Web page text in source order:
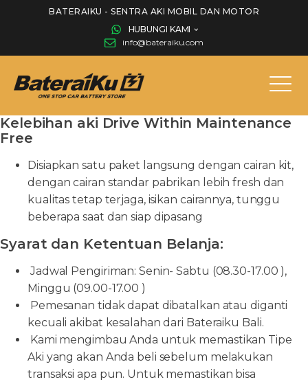
BATERAIKU - SENTRA AKI MOBIL DAN MOTOR
HUBUNGI KAMI
info@bateraiku.com
Kelebihan aki Drive Within Maintenance
Free
Disiapkan satu paket langsung dengan cairan kit,
dengan cairan standar pabrikan lebih fresh dan
kualitas tetap terjaga, isikan cairannya, tunggu
beberapa saat dan siap dipasang
Syarat dan Ketentuan Belanja:
Jadwal Pengiriman: Senin- Sabtu (08.30-17.00 ),
Minggu (09.00-17.00 )
Pemesanan tidak dapat dibatalkan atau diganti
kecuali akibat kesalahan dari Bateraiku Bali.
Kami mengimbau Anda untuk memastikan Tipe
Aki yang akan Anda beli sebelum melakukan
transaksi apa pun. Untuk memastikan bisa